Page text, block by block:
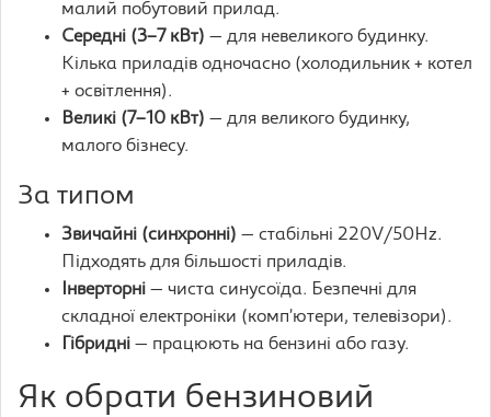
малий побутовий прилад.
Середні (3–7 кВт) — для невеликого будинку.
Кілька приладів одночасно (холодильник + котел
+ освітлення).
Великі (7–10 кВт) — для великого будинку,
малого бізнесу.
За типом
Звичайні (синхронні) — стабільні 220V/50Hz.
Підходять для більшості приладів.
Інверторні — чиста синусоїда. Безпечні для
складної електроніки (комп’ютери, телевізори).
Гібридні — працюють на бензині або газу.
Як обрати бензиновий